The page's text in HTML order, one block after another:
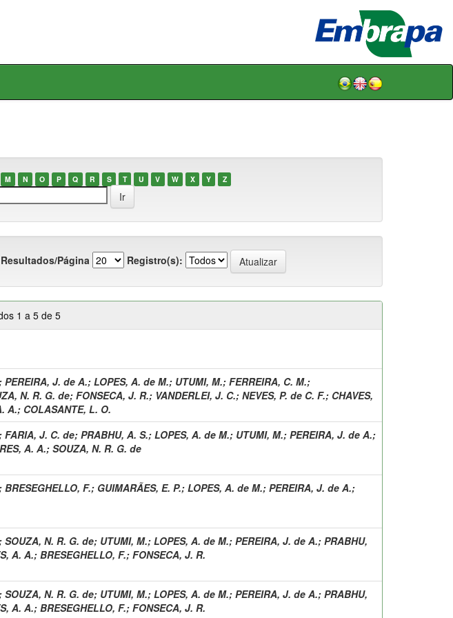
M N O P Q R S T U V W X Y Z
Resultados/Página Registro(s):
1 a 5 de 5
; PEREIRA, J. de A.; LOPES, A. de M.; UTUMI, M.; FERREIRA, C. M.;
N. R. G. de; FONSECA, J. R.; VANDERLEI, J. C.; NEVES, P. de C. F.; CHAVES,
A.; COLASANTE, L. O.
; FARIA, J. C. de; PRABHU, A. S.; LOPES, A. de M.; UTUMI, M.; PEREIRA, J. de A.;
A. A.; SOUZA, N. R. G. de
; BRESEGHELLO, F.; GUIMARÃES, E. P.; LOPES, A. de M.; PEREIRA, J. de A.;
; SOUZA, N. R. G. de; UTUMI, M.; LOPES, A. de M.; PEREIRA, J. de A.; PRABHU,
A. A.; BRESEGHELLO, F.; FONSECA, J. R.
; SOUZA, N. R. G. de; UTUMI, M.; LOPES, A. de M.; PEREIRA, J. de A.; PRABHU,
A. A.; BRESEGHELLO, F.; FONSECA, J. R.